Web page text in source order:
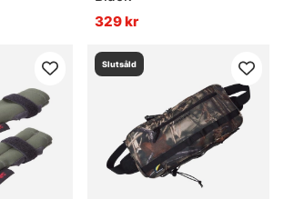
329 kr
Slutsåld